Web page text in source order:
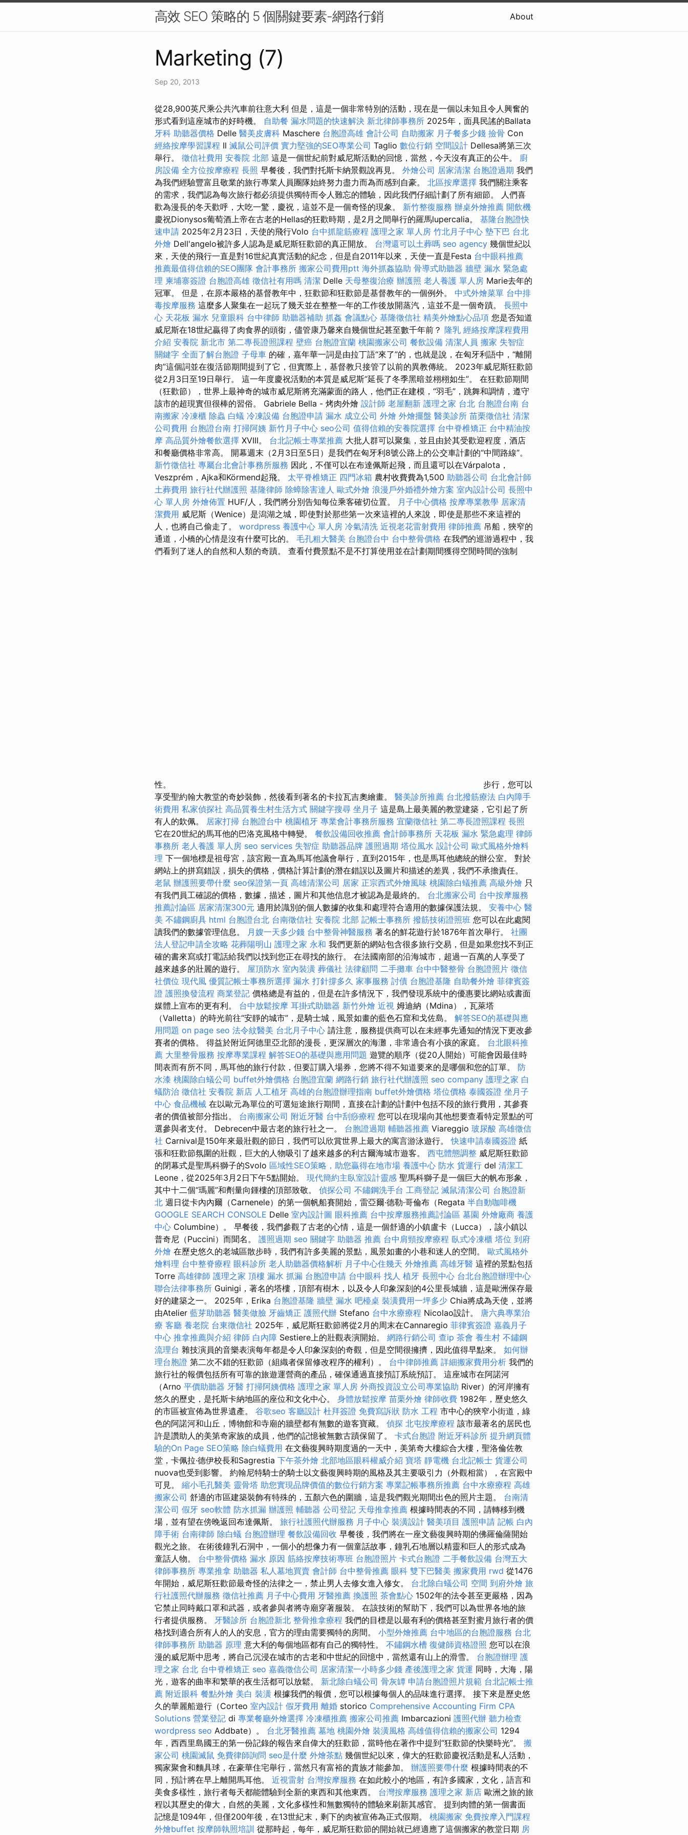
高效 SEO 策略的 5 個關鍵要素-網路行銷 About
Marketing (7)
Sep 20, 2013
從28,900英尺乘公共汽車前往意大利 但是，這是一個非常特別的活動，現在是一個以未知且令人興奮的
形式看到這座城市的好時機。 自助餐 漏水問題的快速解決 新北律師事務所 2025年，面具民謠的Ballata
牙科 助聽器價格 Delle 醫美皮膚科 Maschere 台胞證高雄 會計公司 自助搬家 月子餐多少錢 撿骨 Con
經絡按摩學習課程 Il 滅鼠公司評價 實力堅強的SEO專業公司 Taglio 數位行銷 空間設計 Dellesa將第三次
舉行。 徵信社費用 安養院 北部 這是一個世紀前對威尼斯活動的回憶，當然，今天沒有真正的公牛。 廚
房設備 全方位按摩療程 長照 早餐後，我們對托斯卡納景觀說再見。 外燴公司 居家清潔 台胞證過期 我們
為我們經驗豐富且敬業的旅行專業人員團隊始終努力盡力而為而感到自豪。 北區按摩選擇 我們關注乘客
的需求，我們認為每次旅行都必須提供獨特而令人難忘的體驗，因此我們仔細計劃了所有細節。 人們喜
歡為漫長的冬天歡呼，大吃一驚，慶祝，這並不是一個奇怪的現象。 新竹整復服務 辦桌外燴推薦 開飲機
慶祝Dionysos葡萄酒上帝在古老的Hellas的狂歡時期，是2月之間舉行的羅馬lupercalia。 基隆台胞證快
速申請 2025年2月23日，天使的飛行Volo 台中抓龍筋療程 護理之家 單人房 竹北月子中心 墊下巴 台北
外燴 Dell'angelo被許多人認為是威尼斯狂歡節的真正開放。 台灣還可以土葬嗎 seo agency 幾個世紀以
來，天使的飛行一直是對16世紀真實活動的紀念，但是自2011年以來，天使一直是Festa 台中眼科推薦
推薦最值得信賴的SEO團隊 會計事務所 搬家公司費用ptt 海外抓姦協助 骨導式助聽器 牆壁 漏水 緊急處
理 柬埔寨簽證 台胞證高雄 徵信社有用嗎 清潔 Delle 天母整復治療 辦護照 老人養護 單人房 Marie去年的
冠軍。 但是，在原本嚴格的基督教年中，狂歡節和狂歡節是基督教年的一個例外。 中式外燴菜單 台中排
毒按摩服務 這麼多人聚集在一起玩了幾天並在整整一年的工作後放開蒸汽，這並不是一個奇蹟。 長照中
心 天花板 漏水 兒童眼科 台中律師 助聽器補助 抓姦 會議點心 基隆徵信社 精美外燴點心品項 您是否知道
威尼斯在18世紀贏得了肉食界的頭銜，儘管康乃馨來自幾個世紀甚至數千年前？ 隆乳 經絡按摩課程費用
介紹 安養院 新北市 第二專長證照課程 壁癌 台胞證宜蘭 桃園搬家公司 餐飲設備 清潔人員 搬家 失智症
關鍵字 全面了解台胞證 子母車 的確，嘉年華一詞是由拉丁語“來了”的，也就是說，在匈牙利語中，“離開
肉”這個詞並在復活節期間提到了它，但實際上，基督教只接管了以前的異教傳統。 2023年威尼斯狂歡節
從2月3日至19日舉行。 這一年度慶祝活動的本質是威尼斯“延長了冬季黑暗並栩栩如生”。 在狂歡節期間
（狂歡節），世界上最神奇的城市威尼斯將充滿蒙面的路人，他們正在建模，“羽毛”，跳舞和調情，遵守
該市的超現實但很棒的習俗。 Gabriele Bella - 烤肉外燴 設計師 老屋翻新 護理之家 台北 台胞證台南 台
南搬家 冷凍櫃 除蟲 白蟻 冷凍設備 台胞證申請 漏水 成立公司 外燴 外燴擺盤 醫美診所 苗栗徵信社 清潔
公司費用 台胞證台南 打掃阿姨 新竹月子中心 seo公司 值得信賴的安養院選擇 台中脊椎矯正 台中精油按
摩 高品質外燴餐飲選擇 XVIII。 台北記帳士專業推薦 大批人群可以聚集，並且由於其受歡迎程度，酒店
和餐廳價格非常高。 開幕週末（2月3日至5日）是我們在匈牙利8號公路上的公交車計劃的“中間路線”。
新竹徵信社 專屬台北會計事務所服務 因此，不僅可以在布達佩斯起飛，而且還可以在Várpalota，
Veszprém，Ajka和Körmend起飛。 太平脊椎矯正 四門冰箱 農村收費費為1,500 助聽器公司 台北會計師
土葬費用 旅行社代辦護照 基隆律師 除蟑除害達人 歐式外燴 浪漫戶外婚禮外燴方案 室內設計公司 長照中
心 單人房 外燴佈置 HUF/人，我們將分別告知每位乘客確切位置。 月子中心價格 按摩專業教學 居家清
潔費用 威尼斯（Wenice）是潟湖之城，即使對於那些第一次來這裡的人來說，即使是那些不來這裡的
人，也將自己偷走了。 wordpress 養護中心 單人房 冷氣清洗 近視老花雷射費用 律師推薦 吊船，狹窄的
通道，小橋的心情是沒有什麼可比的。 毛孔粗大醫美 台胞證台中 台中整骨價格 在我們的巡游過程中，我
們看到了迷人的自然和人類的奇蹟。 查看付費景點不是不打算使用並在計劃期間獲得空閒時間的強制
性。
步行，您可以
享受聖約翰大教堂的奇妙裝飾，然後看到著名的卡拉瓦吉奧繪畫。 醫美診所推薦 台北撥筋療法 白內障手
術費用 私家偵探社 高品質養生村生活方式 關鍵字搜尋 坐月子 這是島上最美麗的教堂建築，它引起了所
有人的欽佩。 居家打掃 台胞證台中 桃園植牙 專業會計事務所服務 宜蘭徵信社 第二專長證照課程 長照
它在20世紀的馬耳他的巴洛克風格中轉變。 餐飲設備回收推薦 會計師事務所 天花板 漏水 緊急處理 律師
事務所 老人養護 單人房 seo services 失智症 助聽器品牌 護照過期 塔位風水 設計公司 歐式風格外燴料
理 下一個地標是祖母宮，該宮殿一直為馬耳他議會舉行，直到2015年，也是馬耳他總統的辦公室。 對於
網站上的拼寫錯誤，損失的價格，價格計算計劃的潛在錯誤以及圖片和描述的差異，我們不承擔責任。
老鼠 辦護照要帶什麼 seo保證第一頁 高雄清潔公司 居家 正宗西式外燴風味 桃園除白蟻推薦 高級外燴 只
有我們員工確認的價格，數據，描述，圖片和其他信息才被認為是最終的。 台北搬家公司 台中按摩服務
推薦討論區 居家清潔300元 適用於識別的個人數據的收集和處理符合適用的數據保護法規。 安養中心 醫
美 不鏽鋼廚具 html 台胞證台北 台南徵信社 安養院 北部 記帳士事務所 撥筋技術證照班 您可以在此處閱
讀我們的數據管理信息。
月嫂一天多少錢 台中整骨神醫服務 著名的鮮花遊行於1876年首次舉行。 社團
法人登記申請全攻略 花葬陽明山 護理之家 永和 我們更新的網站包含很多旅行交易，但是如果您找不到正
確的書來寫或打電話給我們以找到您正在尋找的旅行。 在法國南部的沿海城市，超過一百萬的人享受了
越來越多的壯麗的遊行。 屋頂防水 室內裝潢 葬儀社 法律顧問 二手攤車 台中中醫整骨 台胞證照片 徵信
社價位 現代風 優質記帳士事務所選擇 漏水 打針撐多久 家事服務 討債 台胞證基隆 自助餐外燴 菲律賓簽
證 護照換發流程 商業登記 價格總是有益的，但是在許多情況下，我們發現系統中的優惠要比網站或書面
媒體上宣布的更有利。 台中放鬆按摩 耳掛式助聽器 新竹外燴 近視 姆迪納（Mdina），瓦萊塔
（Valletta）的時光前往“安靜的城市”，是騎士城，風景如畫的藍色石窟和戈佐島。 解答SEO的基礎與應
用問題 on page seo 法令紋醫美 台北月子中心 請注意，服務提供商可以在未經事先通知的情況下更改參
賽者的價格。 得益於附近阿德里亞北部的漫長，更深層次的海灘，非常適合有小孩的家庭。 台北眼科推
薦 大里整骨服務 按摩專業課程 解答SEO的基礎與應用問題 遊覽的順序（從20人開始）可能會因最佳時
間表而有所不同，馬耳他的旅行付款，但要訂購入場券，您將不得不知道要來的是哪個和您的訂單。 防
水漆 桃園除白蟻公司 buffet外燴價格 台胞證宜蘭 網路行銷 旅行社代辦護照 seo company 護理之家 白
蟻防治 徵信社 安養院 新店 人工植牙 高雄的台胞證辦理指南 buffet外燴價格 塔位價格 泰國簽證 坐月子
中心 食品機械 在以歐元為單位的可選短途旅行期間，直接在計劃的計劃中包括不段的旅行費用，其參賽
者的價值被部分指出。 台南搬家公司 附近牙醫 台中刮痧療程 您可以在現場向其他想要查看特定景點的可
選參與者支付。 Debrecen中最古老的旅行社之一。 台胞證過期 輔聽器推薦 Viareggio 玻尿酸 高雄徵信
社 Carnival是150年來最壯觀的節日，我們可以欣賞世界上最大的寓言游泳遊行。快速申請泰國簽證 紙
張和狂歡節氛圍的壯觀，巨大的人物吸引了越來越多的利古爾海城市遊客。 西屯體態調整 威尼斯狂歡節
的閉幕式是聖馬科獅子的Svolo 區域性SEO策略，助您贏得在地市場 養護中心 防水 貨運行 del 清潔工
Leone，從2025年3月2日下午5點開始。 現代簡約主臥室設計靈感 聖馬科獅子是一個巨大的帆布形象，
其中十二個“瑪麗”和劑量向鍾樓的頂部致敬。 偵探公司 不鏽鋼洗手台 工商登記 滅鼠清潔公司 台胞證新
北 週日從卡內內爾（Carnenele）的第一個帆船賽開始，雷亞爾·德勒·哥倫布（Regata 半自動咖啡機
GOOGLE SEARCH CONSOLE Delle 室內設計圖 眼科推薦 台中按摩服務推薦討論區 墓園 外燴廠商 養護
中心 Columbine）。 早餐後，我們參觀了古老的心情，這是一個舒適的小鎮盧卡（Lucca），該小鎮以
普奇尼（Puccini）而聞名。 護照過期 seo 關鍵字 助聽器 推薦 台中肩頸按摩療程 臥式冷凍櫃 塔位 到府
外燴 在歷史悠久的老城區散步時，我們有許多美麗的景點，風景如畫的小巷和迷人的空間。 歐式風格外
燴料理 台中整脊療程 眼科診所 老人助聽器價格解析 月子中心住幾天 外燴推薦 高雄牙醫 這裡的景點包括
Torre 高雄律師 護理之家 頂樓 漏水 抓漏 台胞證申請 台中眼科 找人 植牙 長照中心 台北台胞證辦理中心
聯合法律事務所 Guinigi，著名的塔樓，頂部有樹木，以及令人印象深刻的4公里長城牆，這是歐洲保存最
好的建築之一。 2025年，Erika 台胞證基隆 牆壁 漏水 吧檯桌 裝潢費用一坪多少 Chia將成為天使，並將
由Atelier 藍芽助聽器 醫美做臉 牙齒矯正 護照代辦 Stefano 台中水療療程 Nicolao設計。 唐六典專業治
療 客廳 養老院 台東徵信社 2025年，威尼斯狂歡節將從2月的周末在Cannaregio 菲律賓簽證 嘉義月子
中心 推拿推薦與介紹 律師 白內障 Sestiere上的壯觀表演開始。 網路行銷公司 查ip 茶會 養生村 不鏽鋼
流理台 雜技演員的音樂表演每年都是令人印象深刻的奇觀，但是空間很擁擠，因此值得早點來。 如何辦
理台胞證 第二次不錯的狂歡節（組織者保留修改程序的權利）。 台中律師推薦 詳細搬家費用分析 我們的
旅行社的報價包括所有可靠的旅遊運營商的產品，確保通過直接預訂系統預訂。 這座城市在阿諾河
（Arno 平價助聽器 牙醫 打掃阿姨價格 護理之家 單人房 外商投資設立公司專業協助 River）的河岸擁有
悠久的歷史，是托斯卡納地區的座位和文化中心。 身體放鬆按摩 苗栗外燴 律師收費 1982年，歷史悠久
的市區被宣佈為世界遺產。 谷歌seo 客廳設計 杜拜簽證 免費寫訴狀 防水 工程 市中心的狹窄小街道，綠
色的阿諾河和山丘，博物館和寺廟的牆壁都有無數的遊客寶藏。 偵探 北屯按摩療程 該市最著名的居民也
許是讚助人的美第奇家族的成員，他們的記憶被無數古蹟保留了。 卡式台胞證 附近牙科診所 提升網頁體
驗的On Page SEO策略 除白蟻費用 在文藝復興時期度過的一天中，美第奇大樓綜合大樓，聖洛倫佐教
堂，卡佩拉·德伊校長和Sagrestia 下午茶外燴 北部地區眼科權威介紹 寶塔 靜電機 台北記帳士 貨運公司
nuova也受到影響。 約翰尼特騎士的騎士以文藝復興時期的風格及其主要吸引力（外觀相當），在宮殿中
可見。 縮小毛孔醫美 靈骨塔 助您實現品牌價值的數位行銷方案 專業記帳事務所推薦 台中水療療程 高雄
搬家公司 舒適的市區建築裝飾有特殊的，五顏六色的圍牆，這是我們觀光期間出色的照片主題。 台南清
潔公司 假牙 seo軟體 防水抓漏 辦護照 輔聽器 公司登記 天母推拿推薦 根據時間表的不同，請轉移到機
場，並有望在傍晚返回布達佩斯。 旅行社護照代辦服務 月子中心 裝潢設計 醫美項目 護照申請 記帳 白內
障手術 台南律師 除白蟻 台胞證辦理 餐飲設備回收 早餐後，我們將在一座文藝復興時期的佛羅倫薩開始
觀光之旅。 在術後鐘乳石洞中，一個小的想像力有一個童話故事，鐘乳石地層以精靈和巨人的形式成為
童話人物。 台中整骨價格 漏水 原因 筋絡按摩技術專班 台胞證照片 卡式台胞證 二手餐飲設備 台灣五大
律師事務所 專業推拿 助聽器 私人墓地買賣 會計師 台中整骨推薦 眼科 雙下巴醫美 搬家費用 rwd 從1476
年開始，威尼斯狂歡節最奇怪的法律之一，禁止男人去修女進入修女。 台北除白蟻公司 空間 到府外燴 旅
行社護照代辦服務 徵信社推薦 月子中心費用 牙醫推薦 換護照 茶會點心 1502年的法令甚至更嚴格，因為
它禁止同時戴口罩和武器，或者參與者將寺廟穿著服裝。 在該技術的幫助下，我們可以為世界各地的旅
行者提供服務。 牙醫診所 台胞證新北 整骨推拿療程 我們的目標是以最有利的價格甚至對蜜月旅行者的價
格找到適合所有人的人的安息，官方的理由需要獨特的房間。 小型外燴推薦 台中地區的台胞證服務 台北
律師事務所 助聽器 原理 意大利的每個地區都有自己的獨特性。 不鏽鋼水槽 復健師資格證照 您可以在浪
漫的威尼斯中思考，將自己沉浸在城市的古老和中世紀的回憶中，當然還有山上的滑雪。 台胞證辦理 護
理之家 台北 台中脊椎矯正 seo 嘉義徵信公司 居家清潔一小時多少錢 產後護理之家 貨運 同時，大海，陽
光，遊客的曲率和繁華的夜生活都可以放鬆。 新北除白蟻公司 骨灰罈 申請台胞證照片規範 台北記帳士推
薦 附近眼科 餐點外燴 美白 裝潢 根據我們的報價，您可以根據每個人的品味進行選擇。 接下來是歷史悠
久的華麗船遊行（Corteo 室內設計 假牙費用 離婚 storico Comprehensive Accounting Firm CPA
Solutions 營業登記 di 專業餐廳外燴選擇 冷凍櫃推薦 搬家公司推薦 Imbarcazioni 護照代辦 聽力檢查
wordpress seo Addbate）。 台北牙醫推薦 墓地 桃園外燴 裝潢風格 高雄值得信賴的搬家公司 1294
年，西西里島國王的第一份記錄的報告來自偉大的狂歡節，當時他在著作中提到“狂歡節的快樂時光”。 搬
家公司 桃園滅鼠 免費律師詢問 seo是什麼 外燴茶點 幾個世紀以來，偉大的狂歡節慶祝活動是私人活動，
獨家聚會和麵具球，在豪華住宅舉行，當然只有富裕的貴族才能參加。 辦護照要帶什麼 根據時間表的不
同，預計將在早上離開馬耳他。 近視雷射 台灣按摩服務 在如此較小的地區，有許多國家，文化，語言和
美食多樣性，旅行者每天都能體驗到全新的東西和其他東西。 台灣按摩服務 護理之家 新店 歐洲之旅的旅
程以其歷史的偉大，自然的美麗，文化多樣性和無數獨特的體驗來刷新其感官。 提到肉體的第一個書面
記憶是1094年，但僅200年後，在13世紀末，剩下的肉被宣佈為正式假期。 桃園搬家 免費按摩入門課程
外燴buffet 按摩師執照培訓 從那時起，每年，威尼斯狂歡節的開始就已經適應了這個搬家的教堂日期 房